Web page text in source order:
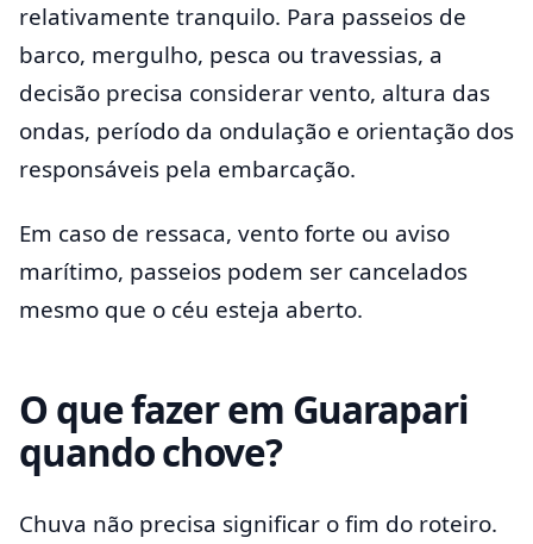
relativamente tranquilo. Para passeios de
barco, mergulho, pesca ou travessias, a
decisão precisa considerar vento, altura das
ondas, período da ondulação e orientação dos
responsáveis pela embarcação.
Em caso de ressaca, vento forte ou aviso
marítimo, passeios podem ser cancelados
mesmo que o céu esteja aberto.
O que fazer em Guarapari
quando chove?
Chuva não precisa significar o fim do roteiro.